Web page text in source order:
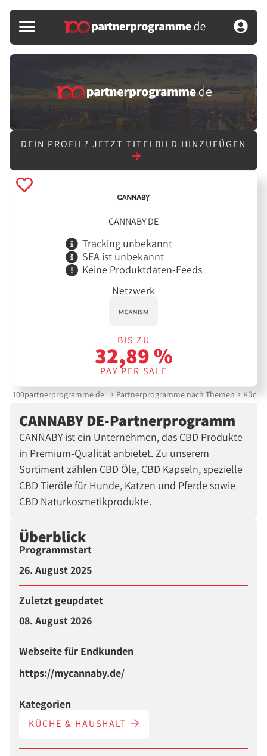
DEIN PROFIL? JETZT TITELBILD HINZUFÜGEN
CANNABY DE
Tracking unbekannt
SEA ist unbekannt
Keine Produktdaten-Feeds
Netzwerk
BIS ZU
32,89 %
PAY PER SALE
100partnerprogramme.de Partnerprogramme nach Themen
CANNABY DE-Partnerprogramm
CANNABY ist ein Unternehmen, das CBD Produkte
in Premium-Qualität anbietet. Zu unserem
Sortiment zählen CBD Öle, CBD Kapseln, spezielle
CBD Tieröle für Hunde, Katzen und Pferde sowie
CBD Naturkosmetikprodukte.
Überblick
Programmstart
26. August 2025
Zuletzt geupdatet
08. August 2026
Webseite für Endkunden
https://mycannaby.de/
Kategorien
KÜCHE & HAUSHALT